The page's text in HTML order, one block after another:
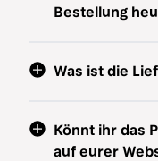
Bestellung
Was ist die
Könnt ihr das
auf eurer